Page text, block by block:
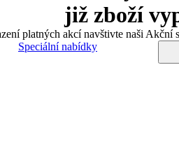
již zboží
platných akcí navštivte naši
Speciální nabídky